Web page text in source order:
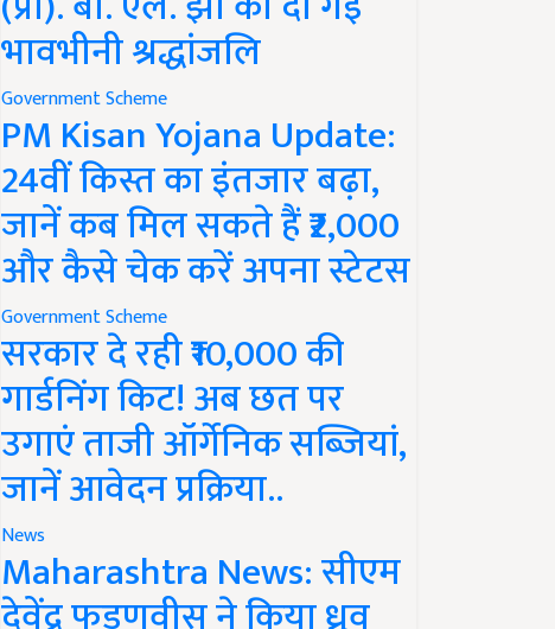
भावभीनी श्रद्धांजलि
Government Scheme
PM Kisan Yojana Update:
24वीं किस्त का इंतजार बढ़ा,
जानें कब मिल सकते हैं ₹2,000
और कैसे चेक करें अपना स्टेटस
Government Scheme
सरकार दे रही ₹10,000 की
गार्डनिंग किट! अब छत पर
उगाएं ताजी ऑर्गेनिक सब्जियां,
जानें आवेदन प्रक्रिया..
News
Maharashtra News: सीएम